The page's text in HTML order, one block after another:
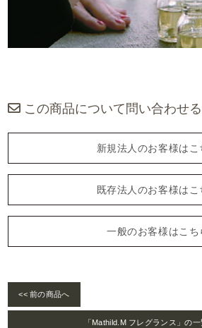
この商品について問い合わせる
新規法人のお客様はこ
既存法人のお客様はこ
一般のお客様はこち
<< 前の商品へ
「Mathild.M フレグランス」の